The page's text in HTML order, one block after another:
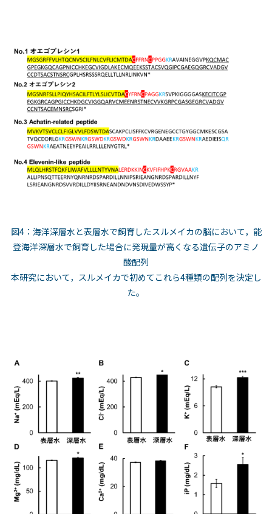
図4：海洋深層水と表層水で飼育したスルメイカの脳において，能
登海洋深層水で飼育した場合に発現量が高くなる遺伝子のアミノ
酸配列
本研究において，スルメイカで初めてこれら4種類の配列を決定し
た。